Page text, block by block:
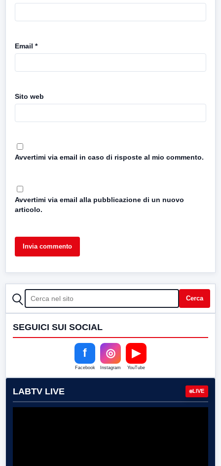
Email *
Sito web
Avvertimi via email in caso di risposte al mio commento.
Avvertimi via email alla pubblicazione di un nuovo
articolo.
CERCA Cerca
SEGUICI SUI SOCIAL
f
Facebook
◎
Instagram
▶
YouTube
LABTV LIVE LIVE